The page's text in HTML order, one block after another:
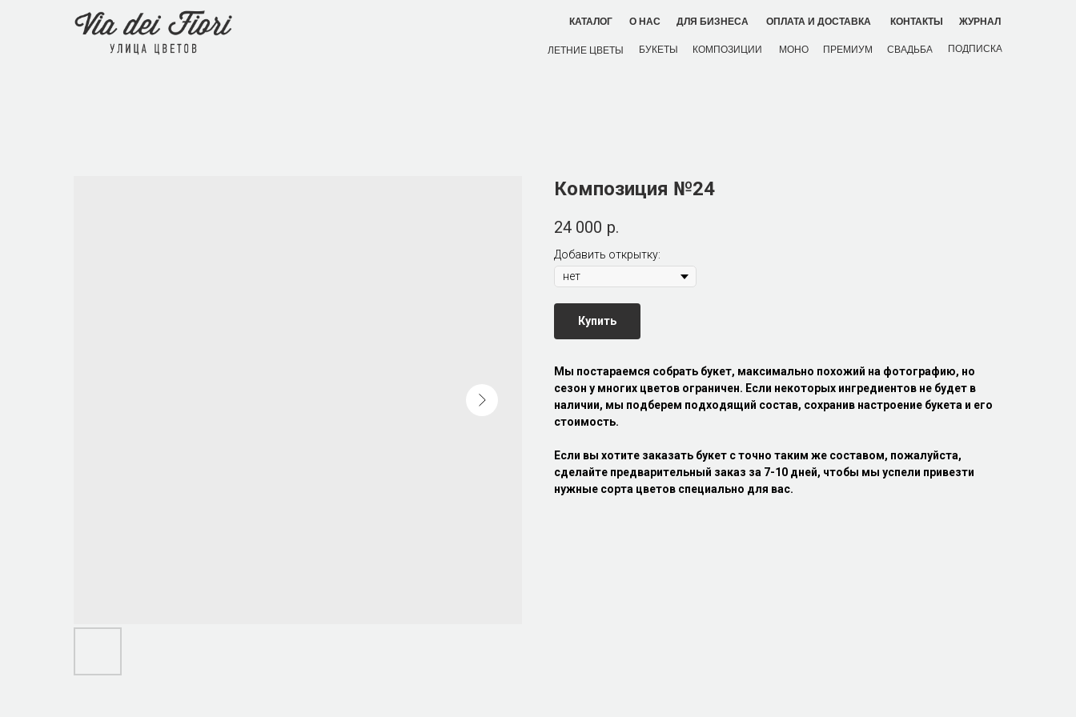
О НАС
КАТАЛОГ ДЛЯ БИЗНЕСА ОПЛАТА И ДОСТАВКА КОНТАКТЫ ЖУРНАЛ
БУКЕТЫ ПРЕМИУМ
МОНО
ЛЕТНИЕ ЦВЕТЫ КОМПОЗИЦИИ СВАДЬБА ПОДПИСКА
Композиция №24
24 000 р.
Добавить открытку:
Купить
Мы постараемся собрать букет, максимально похожий на фотографию, но
сезон у многих цветов ограничен. Если некоторых ингредиентов не будет в
наличии, мы подберем подходящий состав, сохранив настроение букета и его
стоимость.
Если вы хотите заказать букет с точно таким же составом, пожалуйста,
сделайте предварительный заказ за 7-10 дней, чтобы мы успели привезти
нужные сорта цветов специально для вас.